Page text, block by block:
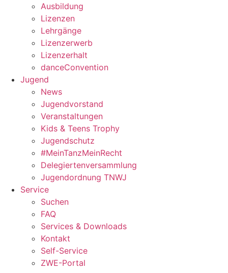
Ausbildung
Lizenzen
Lehrgänge
Lizenzerwerb
Lizenzerhalt
danceConvention
Jugend
News
Jugendvorstand
Veranstaltungen
Kids & Teens Trophy
Jugendschutz
#MeinTanzMeinRecht
Delegiertenversammlung
Jugendordnung TNWJ
Service
Suchen
FAQ
Services & Downloads
Kontakt
Self-Service
ZWE-Portal